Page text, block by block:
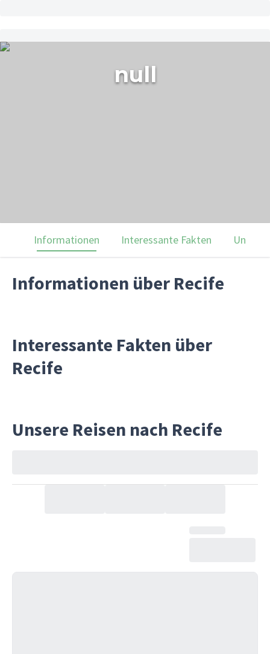
null
Informationen Interessante Fakten Unsere
Informationen über Recife
Interessante Fakten über
Recife
Unsere Reisen nach Recife